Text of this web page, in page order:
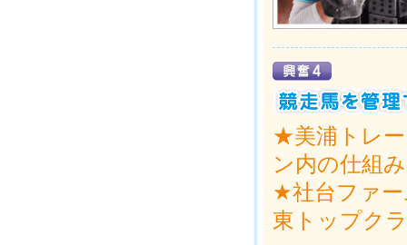
★美浦トレ
ン内の仕組
★社台ファー
東トップク